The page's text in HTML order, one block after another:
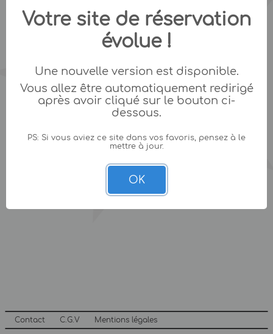
Contact C.G.V Mentions légales
Votre site de réservation
évolue !
Une nouvelle version est disponible.
Vous allez être automatiquement redirigé
après avoir cliqué sur le bouton ci-
dessous.
PS: Si vous aviez ce site dans vos favoris, pensez à le
mettre à jour.
OK